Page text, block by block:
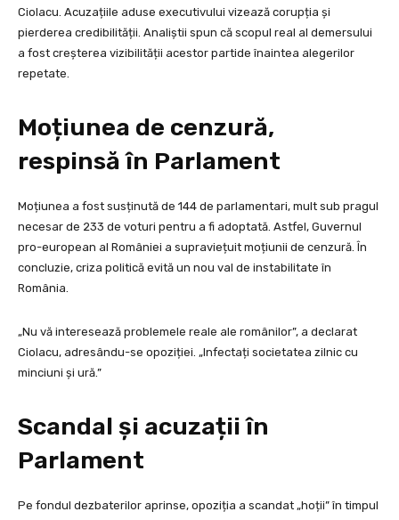
Ciolacu. Acuzațiile aduse executivului vizează corupția și
pierderea credibilității. Analiștii spun că scopul real al demersului
a fost creșterea vizibilității acestor partide înaintea alegerilor
repetate.
Moțiunea de cenzură,
respinsă în Parlament
Moțiunea a fost susținută de 144 de parlamentari, mult sub pragul
necesar de 233 de voturi pentru a fi adoptată. Astfel, Guvernul
pro-european al României a supraviețuit moțiunii de cenzură. În
concluzie, criza politică evită un nou val de instabilitate în
România.
„Nu vă interesează problemele reale ale românilor”, a declarat
Ciolacu, adresându-se opoziției. „Infectați societatea zilnic cu
minciuni și ură.”
Scandal și acuzații în
Parlament
Pe fondul dezbaterilor aprinse, opoziția a scandat „hoții” în timpul